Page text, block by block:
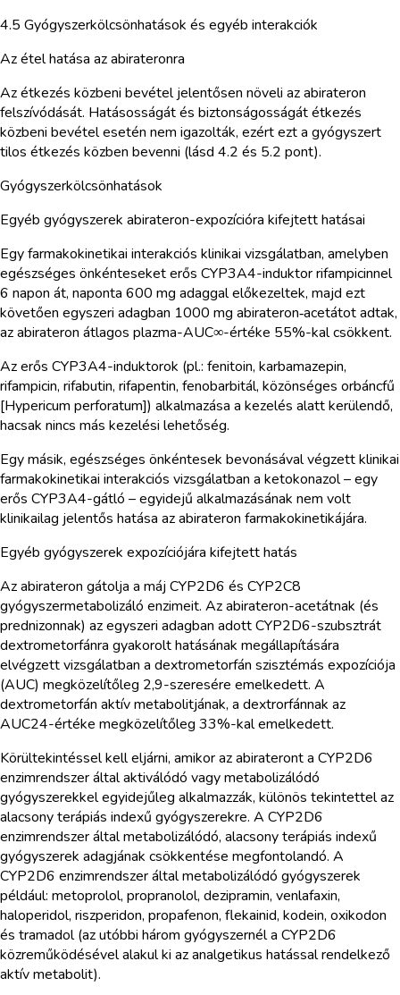
4.5 Gyógyszerkölcsönhatások és egyéb interakciók
Az étel hatása az abirateronra
Az étkezés közbeni bevétel jelentősen növeli az abirateron
felszívódását. Hatásosságát és biztonságosságát étkezés
közbeni bevétel esetén nem igazolták, ezért ezt a gyógyszert
tilos étkezés közben bevenni (lásd 4.2 és 5.2 pont).
Gyógyszerkölcsönhatások
Egyéb gyógyszerek abirateron-expozícióra kifejtett hatásai
Egy farmakokinetikai interakciós klinikai vizsgálatban, amelyben
egészséges önkénteseket erős CYP3A4-induktor rifampicinnel
6 napon át, naponta 600 mg adaggal előkezeltek, majd ezt
követően egyszeri adagban 1000 mg abirateron‑acetátot adtak,
az abirateron átlagos plazma-AUC∞-értéke 55%-kal csökkent.
Az erős CYP3A4-induktorok (pl.: fenitoin, karbamazepin,
rifampicin, rifabutin, rifapentin, fenobarbitál, közönséges orbáncfű
[Hypericum perforatum]) alkalmazása a kezelés alatt kerülendő,
hacsak nincs más kezelési lehetőség.
Egy másik, egészséges önkéntesek bevonásával végzett klinikai
farmakokinetikai interakciós vizsgálatban a ketokonazol – egy
erős CYP3A4-gátló – egyidejű alkalmazásának nem volt
klinikailag jelentős hatása az abirateron farmakokinetikájára.
Egyéb gyógyszerek expozíciójára kifejtett hatás
Az abirateron gátolja a máj CYP2D6 és CYP2C8
gyógyszermetabolizáló enzimeit. Az abirateron-acetátnak (és
prednizonnak) az egyszeri adagban adott CYP2D6-szubsztrát
dextrometorfánra gyakorolt hatásának megállapítására
elvégzett vizsgálatban a dextrometorfán szisztémás expozíciója
(AUC) megközelítőleg 2,9-szeresére emelkedett. A
dextrometorfán aktív metabolitjának, a dextrorfánnak az
AUC24-értéke megközelítőleg 33%-kal emelkedett.
Körültekintéssel kell eljárni, amikor az abirateront a CYP2D6
enzimrendszer által aktiválódó vagy metabolizálódó
gyógyszerekkel egyidejűleg alkalmazzák, különös tekintettel az
alacsony terápiás indexű gyógyszerekre. A CYP2D6
enzimrendszer által metabolizálódó, alacsony terápiás indexű
gyógyszerek adagjának csökkentése megfontolandó. A
CYP2D6 enzimrendszer által metabolizálódó gyógyszerek
például: metoprolol, propranolol, dezipramin, venlafaxin,
haloperidol, riszperidon, propafenon, flekainid, kodein, oxikodon
és tramadol (az utóbbi három gyógyszernél a CYP2D6
közreműködésével alakul ki az analgetikus hatással rendelkező
aktív metabolit).